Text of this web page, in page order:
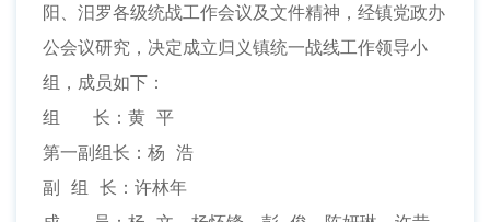
阳、汨罗各级统战工作会议及文件精神，经镇党政办
公会议研究，决定成立归义镇统一战线工作领导小
组，成员如下：
组 长：黄 平
第一副组长：杨 浩
副 组 长：许林年